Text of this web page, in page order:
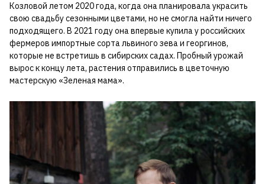
Козловой летом 2020 года, когда она планировала украсить
свою свадьбу сезонными цветами, но не смогла найти ничего
подходящего. В 2021 году она впервые купила у российских
фермеров импортные сорта львиного зева и георгинов,
которые не встретишь в сибирских садах. Пробный урожай
вырос к концу лета, растения отправились в цветочную
мастерскую «Зеленая мама».